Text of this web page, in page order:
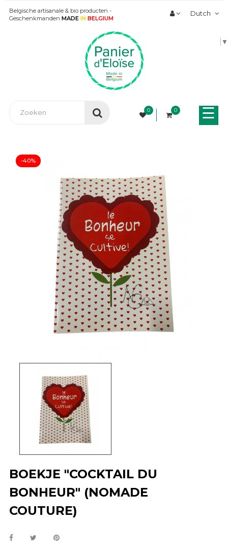
Belgische artisanale & bio producten -
Geschenkmanden MADE IN BELGIUM
Dutch
▼
0 0 ☰
-40%
BOEKJE "COCKTAIL DU
BONHEUR" (NOMADE
COUTURE)